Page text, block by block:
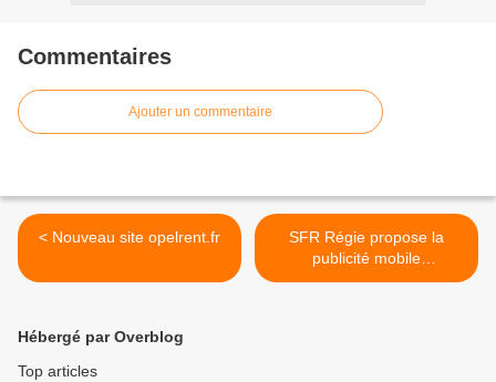
Commentaires
Ajouter un commentaire
< Nouveau site opelrent.fr
SFR Régie propose la
publicité mobile
géolocalisée >
Hébergé par Overblog
Top articles